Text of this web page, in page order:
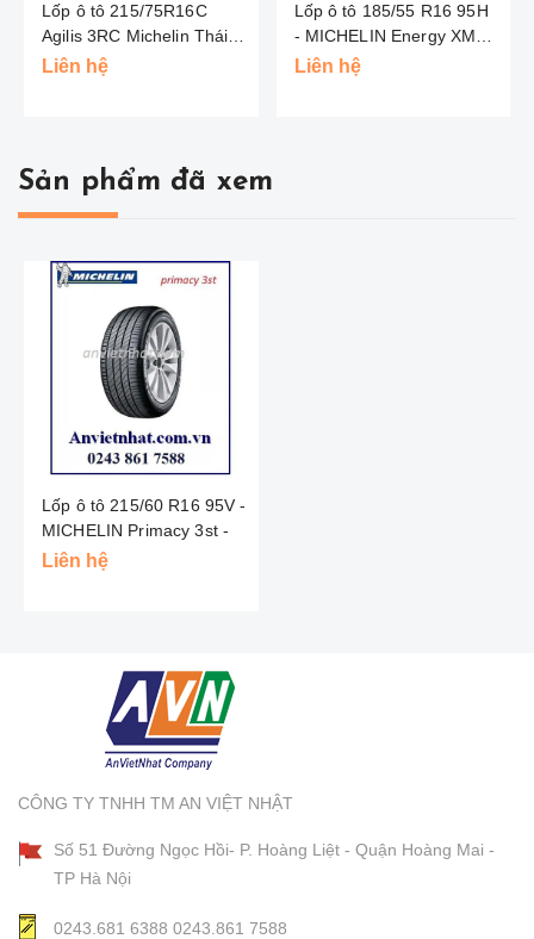
Lốp ô tô 215/75R16C
Agilis 3RC Michelin Thái
Lan
Liên hệ
Lốp ô tô 185/55 R16 95H
- MICHELIN Energy XM2 -
Thái Lan
Liên hệ
Sản phẩm đã xem
Lốp ô tô 215/60 R16 95V -
MICHELIN Primacy 3st -
Thái Lan
Liên hệ
CÔNG TY TNHH TM AN VIỆT NHẬT
Số 51 Đường Ngọc Hồi- P. Hoàng Liệt - Quận Hoàng Mai -
TP Hà Nội
0243.681 6388 0243.861 7588